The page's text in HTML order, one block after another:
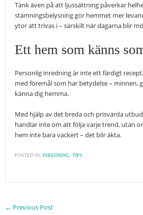
Tänk även på att ljussättning påverkar
stämningsbelysning gör hemmet mer
ytor att trivas i – särskilt när dagarna blir
Ett hem som känns
Personlig inredning är inte ett färdigt
med föremål som har betydelse – minnen,
känna dig hemma.
Med hjälp av det breda och prisvärda
handlar inte om att följa varje trend, utan
hem inte bara vackert – det blir äkta.
POSTED IN: INREDNING, TIPS
← Previous Post